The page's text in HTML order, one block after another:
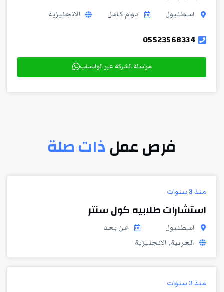
اسطنبول
دوام كامل الانجليزية
05523568334
مراسلة الشركة عبر الواتساب
فرص عملذات صلة
منذ 3 سنوات
استشارات طلابيه كول سنتر
اسطنبول
عن بعد
العربية, الانجليزية
منذ 3 سنوات